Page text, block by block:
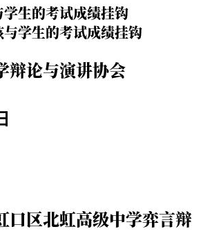
生的考试成绩挂钩
学生的考试成绩挂钩
辩论与演讲协会
口区北虹高级中学弈言辩